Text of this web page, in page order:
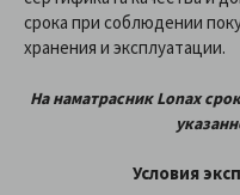
срока при соблюдении
хранения и эксплуатации.
На наматрасникLonax
Условия